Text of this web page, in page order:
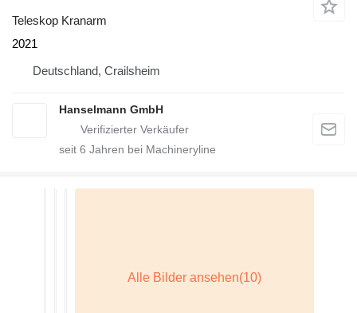
Teleskop Kranarm
2021
Deutschland, Crailsheim
Hanselmann GmbH
seit 6 Jahren bei Machineryline